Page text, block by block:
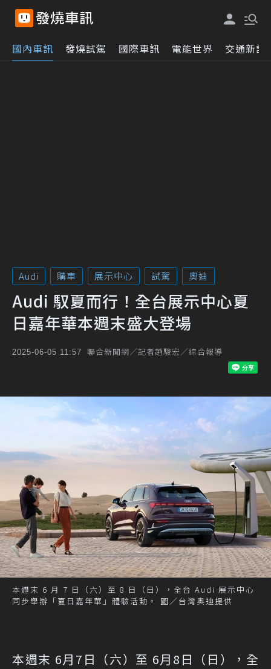
國內車訊 發燒試駕 國際車訊 電能世界 交通新訊
Audi 購車 展示中心 試駕 奧迪
Audi 馭夏而行！全台展示中心夏
日嘉年華本週末盛大登場
2025-06-05 11:57 聯合新聞網／記者趙駿宏／綜合報導
本週末 6 月 7 日（六）至 8 日（日），全台 Audi 展示中心
同步舉辦「夏日嘉年華」體驗活動。 圖／台灣奧迪提供
本週末 6月7日（六）至 6月8日（日），全